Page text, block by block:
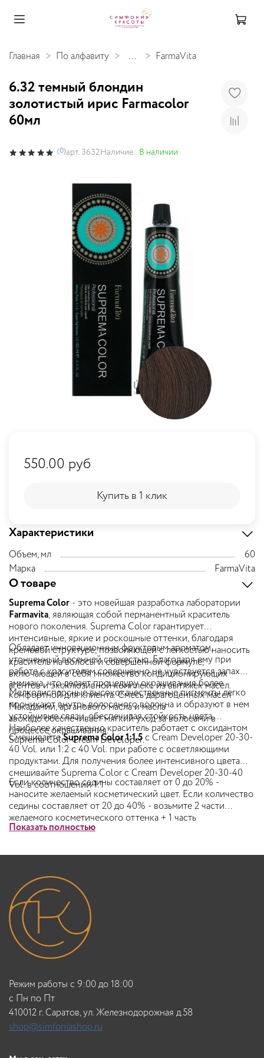
Главная По алфавиту ... FarmaVita
6.32 темный блондин
золотистый ирис Farmacolor
60мл
(0)арт.3632Наличие: В наличии
Характеристики
Объем, мл
60
Марка
FarmaVita
О товаре
Suprema Color - это новейшая разработка лаборатории
Farmavita, являющая собой перманентный краситель
нового поколения. Suprema Color гарантирует
интенсивные, яркие и роскошные оттенки, благодаря
кремовой структуре, позволяющей с легкостью наносить
краситель на волосы и совершенной формуле,
включающей в себя множество кондиционирующих
агентов и эксклюзивной комплекс из вытяжек масел.
Обладает инновационным фруктовым ароматом,
утонченный весенней свежестью. Благодаря ему при
работе с красителем совершенно не чувствуется запах
аммиака, что делает процедуру окрашивания более
комфортной для клиента. Смесь дарагоценных масел
Макадамии, арганового масла и масла
авокадо обеспечивает мягкий уход за волосами в
процессе окрашивания.
Мелкодисперсные высококачественные пигменты легко
проникают внутрь волосяного волокна и образуют в нем
устойчивые связи, обеспечивая стойкость цвета.
Наиболее качественно краситель работает с оксидантом
Suprema Color Cream Developer.
СмешивайтеSuprema Color 1:1.5с Cream Developer 20-30-
40 Vol. или 1:2 с 40 Vol. при работе с осветляющими
продуктами. Для получения более интенсивного цвета
смешивайте Suprema Color с Cream Developer 20-30-40
Vol. в соотношении 1:1
Если количество седины составляет от 0 до 20% -
наносите желаемый косметический цвет. Если количество
седины составляет от 20 до 40% - возьмите 2 части
желаемого косметического оттенка + 1 часть
соответствующего натурального оттенка. Если
часть желаемого косметического оттенка + 1 часть
количество седины составляет от 60 до 100% - возьмите 1
часть желаемого косметического оттенка + 2 часть
соответствующего натурального оттенка (например: 6.35
+ 6.0). Рекомендуемый состав смеси 1:1.
Показать полностью
550.00 руб
Купить в 1 клик
Купить в 1 клик
Режим работы с 9:00 до 18:00
c Пн по Пт
410012 г. Саратов, ул. Железнодорожная д.58
shop@simfoniashop.ru